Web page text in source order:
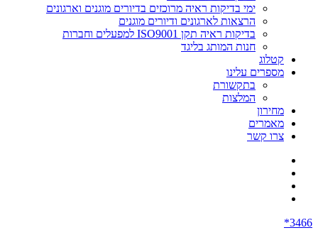
ימי בדיקות ראיה מרוכזים בדיורים מוגנים וארגונים
הרצאות לארגונים ודיורים מוגנים
בדיקות ראיה תקן ISO9001 למפעלים וחברות
חנות המותג בליגד
קטלוג
מספרים עלינו
בתקשורת
המלצות
מחירון
מאמרים
צרו קשר
3466*